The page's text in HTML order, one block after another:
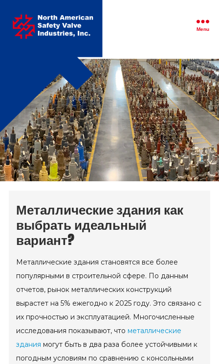
American
Safety
Valve
Menu
Металлические здания как
выбрать идеальный
вариант?
Металлические здания становятся все более
популярными в строительной сфере. По данным
отчетов, рынок металлических конструкций
вырастет на 5% ежегодно к 2025 году. Это связано с
их прочностью и эксплуатацией. Многочисленные
исследования показывают, что металлические
здания могут быть в два раза более устойчивыми к
погодным условиям по сравнению с консольными